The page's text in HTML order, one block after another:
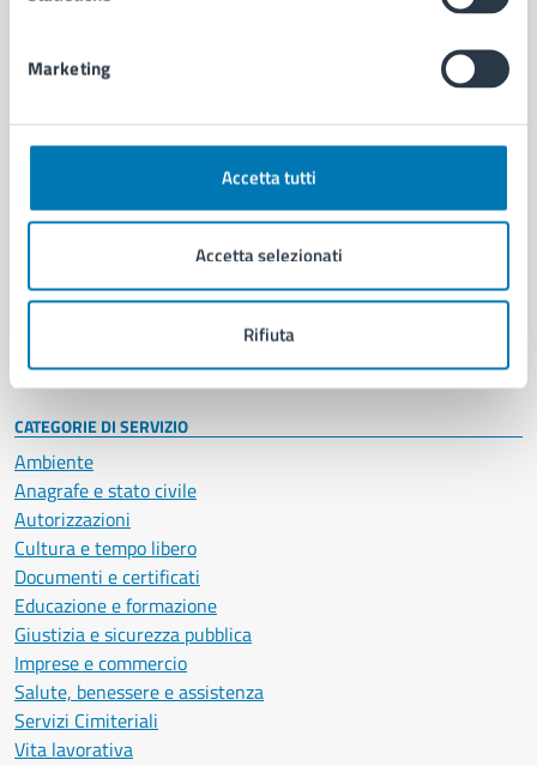
Marketing
Accetta tutti
Accetta selezionati
Rifiuta
AMMINISTRAZIONE
Organi di governo
Enti e fondazioni
Personale amministrativo
Intranet, posta aziendale e protocollo
CATEGORIE DI SERVIZIO
Ambiente
Anagrafe e stato civile
Autorizzazioni
Cultura e tempo libero
Documenti e certificati
Educazione e formazione
Giustizia e sicurezza pubblica
Imprese e commercio
Salute, benessere e assistenza
Servizi Cimiteriali
Vita lavorativa